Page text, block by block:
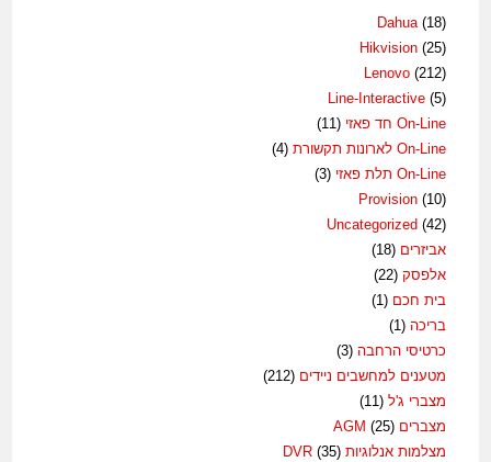
Dahua (18)
Hikvision (25)
Lenovo (212)
Line-Interactive (5)
On-Line חד פאזי
(11)
On-Line לארונות תקשורת
(4)
On-Line תלת פאזי
(3)
Provision (10)
Uncategorized (42)
אביזרים (18)
אלפסק (22)
בית חכם (1)
בריכה (1)
כרטיסי הרחבה (3)
מטענים למחשבים ניידים (212)
מצברי ג'ל (11)
מצברים AGM(25)
מצלמות אנלוגיות DVR(35)